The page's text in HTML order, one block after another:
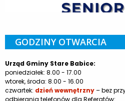
GODZINY OTWARCIA
Urząd Gminy Stare Babice:
poniedziałek: 8.00 - 17.00
wtorek, środa: 8.00 - 16.00
czwartek: dzień wewnętrzny– bez
odbierania telefonów dla Referatów: